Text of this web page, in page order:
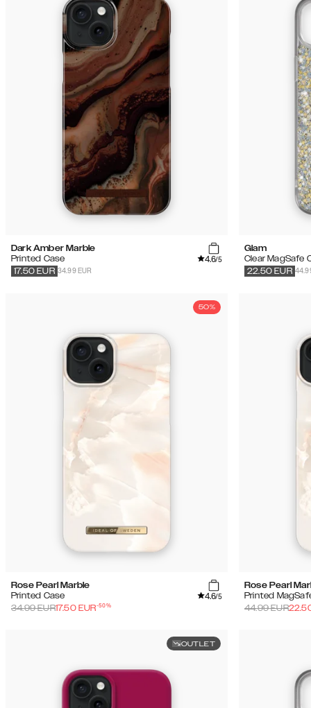
Dark Amber Marble
Printed Case
4.6/5
34.99 EUR
17.50 EUR
Glam
Clear MagSafe
22.50 EUR
50%
Rose Pearl Marble
Printed Case
4.6/5
34.99EUR17.50 EUR-50%
Rose Pearl
Printed
44.99EUR
OUTLET